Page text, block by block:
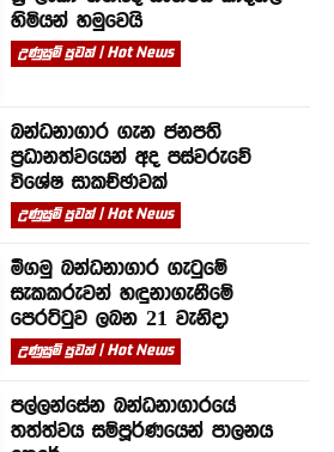
හිමියන් හමුවෙයි
උණුසුම් පුවත් | Hot News
බන්ධනාගාර ගැන ජනපති
ප්‍රධානත්වයෙන් අද පස්වරුවේ
විශේෂ සාකච්ඡාවක්
උණුසුම් පුවත් | Hot News
මීගමු බන්ධනාගාර ගැටුමේ
සැකකරුවන් හඳුනාගැනීමේ
පෙරට්ටුව ලබන 21 වැනිදා
උණුසුම් පුවත් | Hot News
පල්ලන්සේන බන්ධනාගාරයේ
තත්ත්වය සම්පූර්ණයෙන් පාලනය